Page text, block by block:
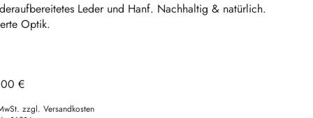
Leder und Hanf. Nachhaltig & natürlich.
Optik.
€
zzgl. Versandkosten